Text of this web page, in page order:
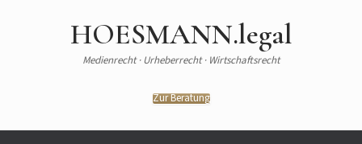
HOESMANN.legal
Medienrecht · Urheberrecht · Wirtschaftsrecht
Zur Beratung